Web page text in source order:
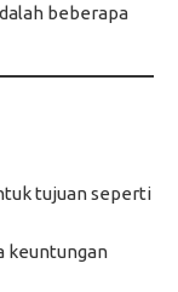
beberapa
tujuan seperti
keuntungan